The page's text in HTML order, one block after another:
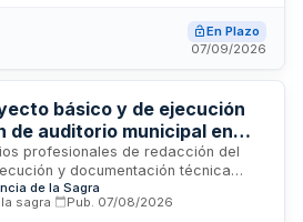
su traslado mediante vehículos
normativa europea y estatal, y su
anual de 1.200 toneladas de material
de continuidad del servicio y
de trazabilidad y documentación
En Plazo
07/09/2026
básico y de ejecución
de auditorio municipal en
profesionales de redacción del
y documentación técnica
y puesta en funcionamiento
El proyecto se desarrollará en
de la Sagra
sagra Pub. 07/08/2026